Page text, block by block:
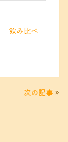
飲み比べ
次の記事 »